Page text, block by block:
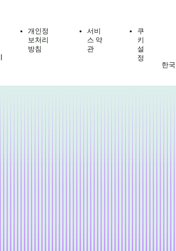
개인정
보처리
방침
서비
스 약
관
쿠
키
설
정
한